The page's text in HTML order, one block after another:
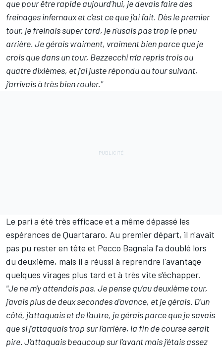
que pour être rapide aujourd'hui, je devais faire des
freinages infernaux et c'est ce que j'ai fait. Dès le premier
tour, je freinais super tard, je n'usais pas trop le pneu
arrière. Je gérais vraiment, vraiment bien parce que je
crois que dans un tour, Bezzecchi m'a repris trois ou
quatre dixièmes, et j'ai juste répondu au tour suivant,
j'arrivais à très bien rouler."
Le pari a été très efficace et a même dépassé les
espérances de Quartararo. Au premier départ, il n'avait
pas pu rester en tête et Pecco Bagnaia l'a doublé lors
du deuxième, mais il a réussi à reprendre l'avantage
quelques virages plus tard et à très vite s'échapper.
"Je ne m'y attendais pas. Je pense qu'au deuxième tour,
j'avais plus de deux secondes d'avance, et je gérais. D'un
côté, j'attaquais et de l'autre, je gérais parce que je savais
que si j'attaquais trop sur l'arrière, la fin de course serait
pire. J'attaquais beaucoup sur l'avant mais j'étais assez